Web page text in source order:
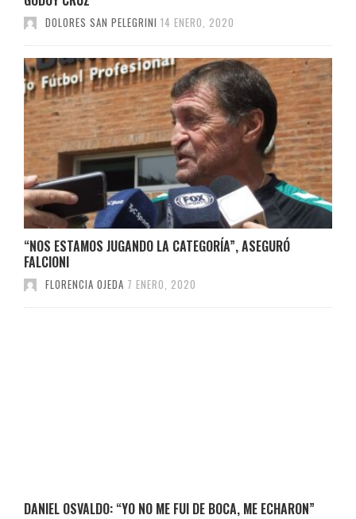
DOLORES SAN PELEGRINI 14 ENERO, 2020
“NOS ESTAMOS JUGANDO LA CATEGORÍA”, ASEGURÓ
FALCIONI
FLORENCIA OJEDA 7 ENERO, 2020
DANIEL OSVALDO: “YO NO ME FUI DE BOCA, ME ECHARON”